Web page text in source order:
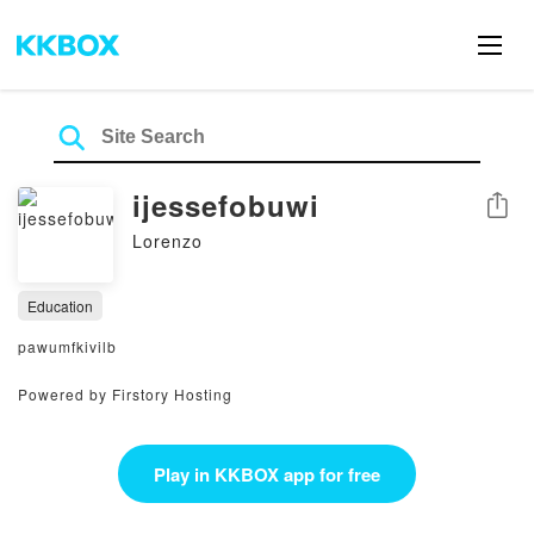
ijessefobuwi
Lorenzo
Share
Education
pawumfkivilb
Powered by Firstory Hosting
Play in KKBOX app for free